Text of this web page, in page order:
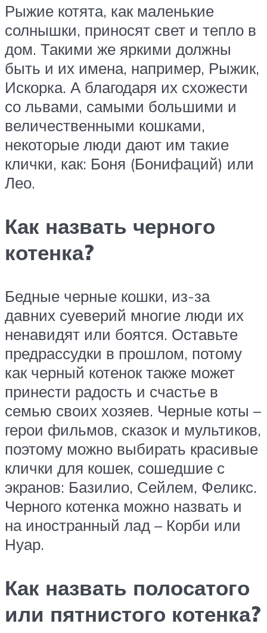
Рыжие котята, как маленькие
солнышки, приносят свет и тепло в
дом. Такими же яркими должны
быть и их имена, например, Рыжик,
Искорка. А благодаря их схожести
со львами, самыми большими и
величественными кошками,
некоторые люди дают им такие
клички, как: Боня (Бонифаций) или
Лео.
Как назвать черного
котенка?
Бедные черные кошки, из-за
давних суеверий многие люди их
ненавидят или боятся. Оставьте
предрассудки в прошлом, потому
как черный котенок также может
принести радость и счастье в
семью своих хозяев. Черные коты –
герои фильмов, сказок и мультиков,
поэтому можно выбирать красивые
клички для кошек, сошедшие с
экранов: Базилио, Сейлем, Феликс.
Черного котенка можно назвать и
на иностранный лад – Корби или
Нуар.
Как назвать полосатого
или пятнистого котенка?